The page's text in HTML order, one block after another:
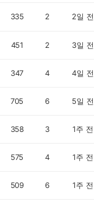
335 2 2일 전
451 2 3일 전
347 4 4일 전
705 6 5일 전
358 3 1주 전
575 4 1주 전
509 6 1주 전